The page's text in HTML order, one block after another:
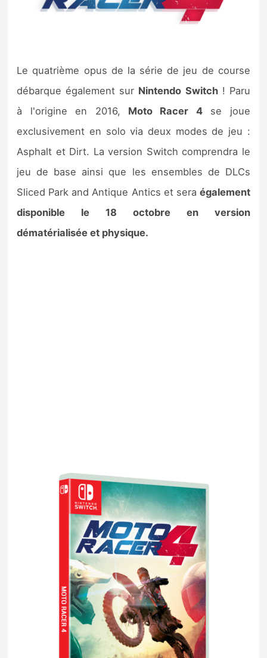
Le quatrième opus de la série de jeu de course
débarque également sur Nintendo Switch! Paru
à l'origine en 2016, Moto Racer 4se joue
exclusivement en solo via deux modes de jeu :
Asphalt et Dirt. La version Switch comprendra le
jeu de base ainsi que les ensembles de DLCs
Sliced Park and Antique Antics et sera également
disponible le 18 octobre en version
dématérialisée et physique.